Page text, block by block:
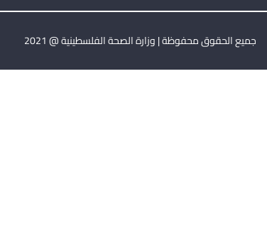
جميع الحقوق محفوظة | وزارة الصحة الفلسطينية @ 2021